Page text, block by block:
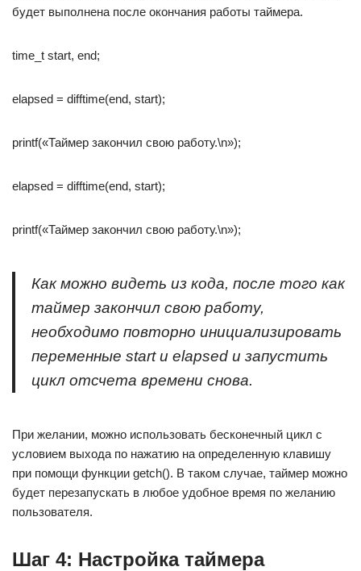
будет выполнена после окончания работы таймера.
time_t start, end;
elapsed = difftime(end, start);
printf(«Таймер закончил свою работу.\n»);
elapsed = difftime(end, start);
printf(«Таймер закончил свою работу.\n»);
Как можно видеть из кода, после того как
таймер закончил свою работу,
необходимо повторно инициализировать
переменные start и elapsed и запустить
цикл отсчета времени снова.
При желании, можно использовать бесконечный цикл с
условием выхода по нажатию на определенную клавишу
при помощи функции getch(). В таком случае, таймер можно
будет перезапускать в любое удобное время по желанию
пользователя.
Шаг 4: Настройка таймера